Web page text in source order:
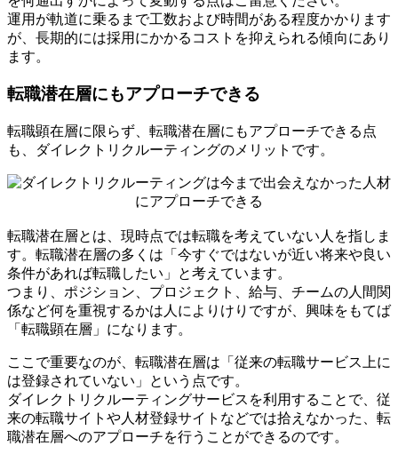
運用が軌道に乗るまで工数および時間がある程度かかります
が、長期的には採用にかかるコストを抑えられる傾向にあり
ます。
転職潜在層にもアプローチできる
転職顕在層に限らず、転職潜在層にもアプローチできる点
も、ダイレクトリクルーティングのメリットです。
転職潜在層とは、現時点では転職を考えていない人を指しま
す。転職潜在層の多くは「今すぐではないが近い将来や良い
条件があれば転職したい」と考えています。
つまり、ポジション、プロジェクト、給与、チームの人間関
係など何を重視するかは人によりけりですが、興味をもてば
「転職顕在層」になります。
ここで重要なのが、転職潜在層は「従来の転職サービス上に
は登録されていない」という点です。
ダイレクトリクルーティングサービスを利用することで、従
来の転職サイトや人材登録サイトなどでは拾えなかった、転
職潜在層へのアプローチを行うことができるのです。